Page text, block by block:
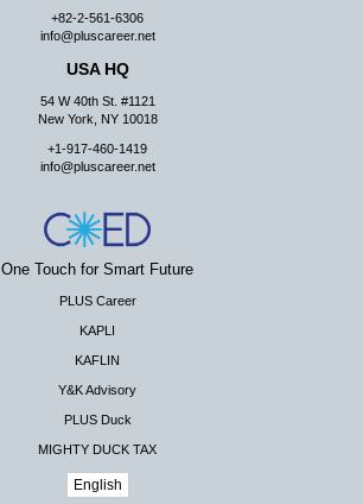
+82-2-561-6306
info@pluscareer.net
USA HQ
54 W 40th St. #1121
New York, NY 10018
+1-917-460-1419
info@pluscareer.net
One Touch for Smart Future
PLUS Career
KAPLI
KAFLIN
Y&K Advisory
PLUS Duck
MIGHTY DUCK TAX
English